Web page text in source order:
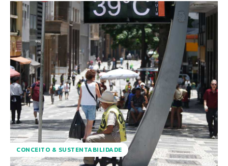
CONCEITO & SUSTENTABILIDADE